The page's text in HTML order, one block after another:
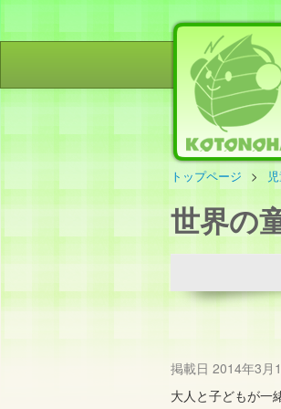
トップページ
世界の
掲載日 2014年3月
大人と子どもが一